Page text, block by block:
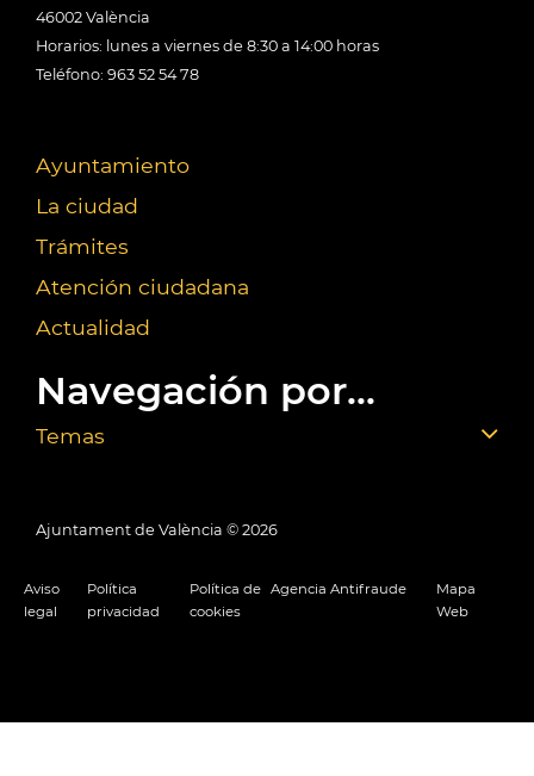
46002 València
Horarios: lunes a viernes de 8:30 a 14:00 horas
Teléfono: 963 52 54 78
Ayuntamiento
La ciudad
Trámites
Atención ciudadana
Actualidad
Navegación por...
Temas
Ajuntament de València © 2026
Aviso
legal
Política
privacidad
Política de
cookies
Agencia Antifraude
Mapa
Web